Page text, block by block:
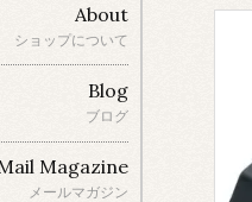
About
ショップについて
Blog
ブログ
Magazine
メールマガジン